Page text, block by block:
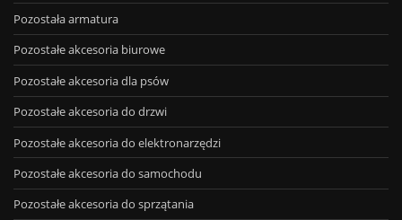
Pozostała armatura
Pozostałe akcesoria biurowe
Pozostałe akcesoria dla psów
Pozostałe akcesoria do drzwi
Pozostałe akcesoria do elektronarzędzi
Pozostałe akcesoria do samochodu
Pozostałe akcesoria do sprzątania